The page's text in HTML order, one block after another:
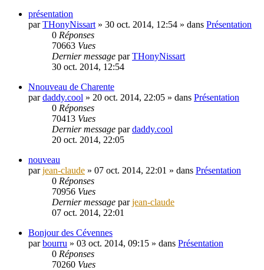
présentation
parTHonyNissart» 30 oct. 2014, 12:54 » dans Présentation
0 Réponses
70663 Vues
Dernier message parTHonyNissart
30 oct. 2014, 12:54
Nnouveau de Charente
pardaddy.cool » 20 oct. 2014, 22:05 » dans Présentation
0 Réponses
70413 Vues
Dernier message pardaddy.cool
20 oct. 2014, 22:05
nouveau
parjean-claude » 07 oct. 2014, 22:01 » dans Présentation
0 Réponses
70956 Vues
Dernier message parjean-claude
07 oct. 2014, 22:01
Bonjour des Cévennes
parbourru » 03 oct. 2014, 09:15 » dans Présentation
0 Réponses
70260 Vues